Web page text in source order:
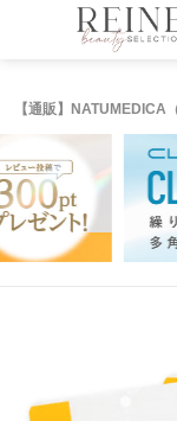
【通販】NATUMEDICA